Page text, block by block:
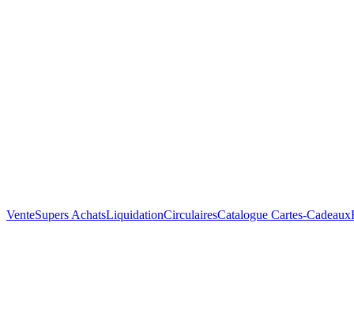
VenteSupers AchatsLiquidationCirculairesCatalogue Cartes-Cadeaux